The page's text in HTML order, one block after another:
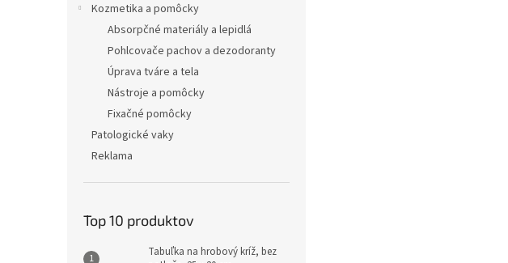
Kozmetika a pomôcky
Absorpčné materiály a lepidlá
Pohlcovače pachov a dezodoranty
Úprava tváre a tela
Nástroje a pomôcky
Fixačné pomôcky
Patologické vaky
Reklama
Top 10 produktov
Tabuľka na hrobový kríž, bez